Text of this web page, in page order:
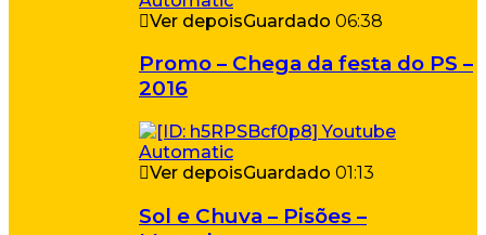
Ver depoisGuardado 06:38
Promo – Chega da festa do PS –
2016
Ver depoisGuardado 01:13
Sol e Chuva – Pisões –